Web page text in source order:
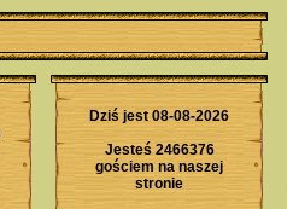
Dziś jest 08-08-2026
Jesteś 2466376
gościem na naszej
stronie